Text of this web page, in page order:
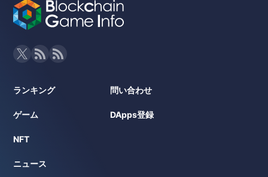
ランキング
ゲーム
NFT
ニュース
問い合わせ
DApps登録